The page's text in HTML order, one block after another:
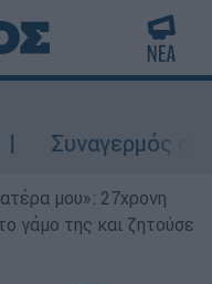
Συναγερμός στον
μου»: 27χρονη
γάμο της και ζητούσε